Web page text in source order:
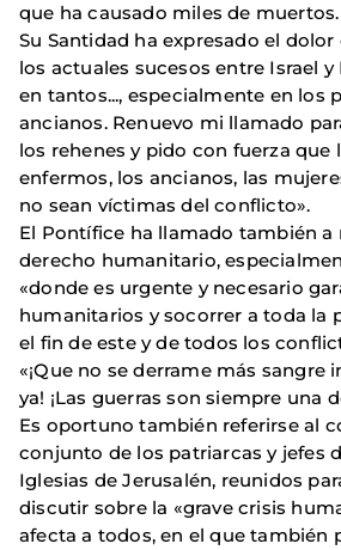
que ha causado miles de muertos.
Su Santidad ha expresado el
los actuales sucesos entre Israel y
en tantos..., especialmente en los
ancianos. Renuevo mi llamado
los rehenes y pido con fuerza que
enfermos, los ancianos, las
no sean víctimas del conflicto».
El Pontífice ha llamado también a
derecho humanitario,
«donde es urgente y necesario
humanitarios y socorrer a toda la
el fin de este y de todos los
«¡Que no se derrame más sangre
ya! ¡Las guerras son siempre una
Es oportuno también referirse al
conjunto de los patriarcas y jefes
Iglesias de Jerusalén, reunidos
discutir sobre la «grave crisis
afecta a todos, en el que también